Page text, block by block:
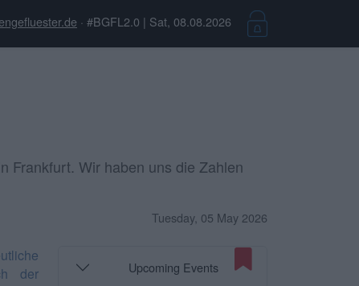
· #BGFL2.0 | Sat, 08.08.2026
Frankfurt. Wir haben uns die Zahlen
Tuesday, 05 May 2026
der
Upcoming Events